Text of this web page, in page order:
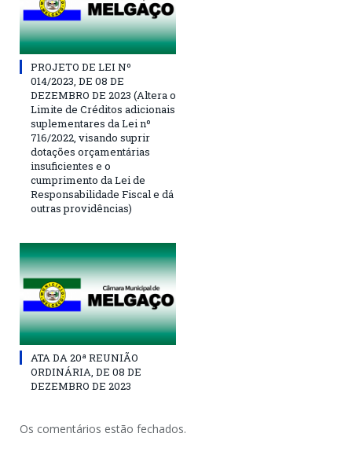
PROJETO DE LEI Nº
014/2023, DE 08 DE
DEZEMBRO DE 2023 (Altera o
Limite de Créditos adicionais
suplementares da Lei nº
716/2022, visando suprir
dotações orçamentárias
insuficientes e o
cumprimento da Lei de
Responsabilidade Fiscal e dá
outras providências)
ATA DA 20ª REUNIÃO
ORDINÁRIA, DE 08 DE
DEZEMBRO DE 2023
Os comentários estão fechados.